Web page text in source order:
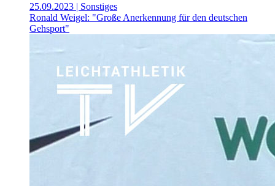
25.09.2023 | Sonstiges
Ronald Weigel: "Große Anerkennung für den deutschen
Gehsport"